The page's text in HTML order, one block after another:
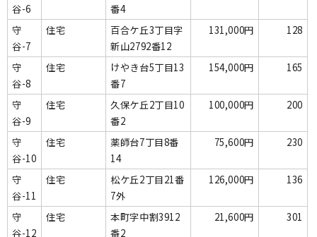
谷-6
番4
守
谷-7
住宅
百合ケ丘3丁目字
新山2792番12
131,000円 128
守
谷-8
住宅
けやき台5丁目13
番7
154,000円 165
守
谷-9
住宅
久保ケ丘2丁目10
番2
100,000円 200
守
谷-10
住宅
薬師台7丁目8番
14
75,600円 230
守
谷-11
住宅
松ケ丘2丁目21番
7外
126,000円 136
守
谷-12
住宅
本町字中割3912
番2
21,600円 301